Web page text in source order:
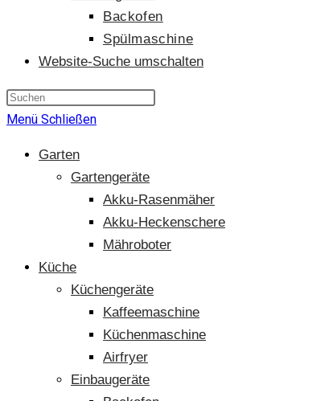
Backofen
Spülmaschine
Website-Suche umschalten
Menü Schließen
Garten
Gartengeräte
Akku-Rasenmäher
Akku-Heckenschere
Mähroboter
Küche
Küchengeräte
Kaffeemaschine
Küchenmaschine
Airfryer
Einbaugeräte